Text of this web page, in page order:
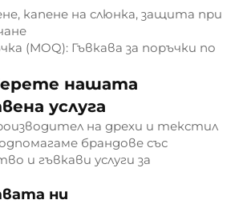
капене на слюнка, защита при
(MOQ): Гъвкава за поръчки по
нашата
услуга
на дрехи и текстил
брандове със
и гъвкави услуги за
ни